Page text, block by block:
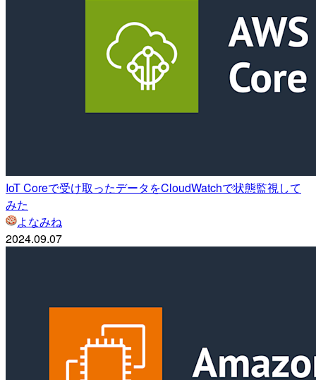
IoT Coreで受け取ったデータをCloudWatchで状態監視して
みた
よなみね
2024.09.07